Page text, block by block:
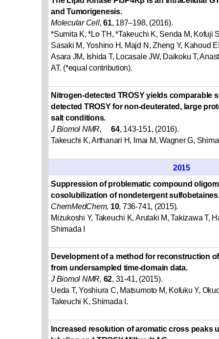
and Tumorigenesis.
Molecular Cell, 61, 187–198, (2016).
*Sumita K, *Lo TH, *Takeuchi K, Senda M, Kofuji
Sasaki M, Yoshino H, Majd N, Zheng Y, Kahoud
Asara JM, Ishida T, Locasale JW, Daikoku T,
AT. (*equal contribution).
Nitrogen-detected TROSY yields comparable
detected TROSY for non-deuterated, large
salt conditions.
J Biomol NMR,
64, 143-151, (2016).
Takeuchi K, Arthanari H, Imai M, Wagner G,
2015
Suppression of problematic compound
cosolubilization of nondetergent
ChemMedChem, 10, 736-741, (2015).
Mizukoshi Y, Takeuchi K, Arutaki M, Takizawa T,
Shimada I
Development of a method for reconstruction
from undersampled time-domain data.
J Biomol NMR, 62, 31-41, (2015).
Ueda T, Yoshiura C, Matsumoto M, Kofuku Y,
Takeuchi K, Shimada I.
Increased resolution of aromatic cross peaks